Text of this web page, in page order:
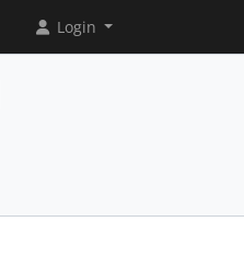
Login